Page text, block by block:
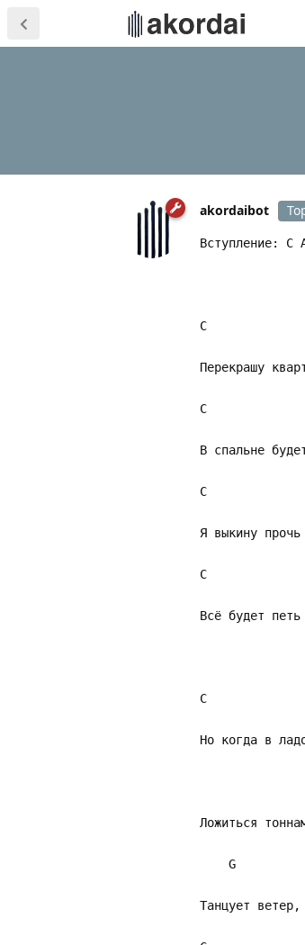
akordaibot
Вступление: C
C
Перекрашу
C
В спальне
C
Я выкину
C
Всё будет
C
Но когда в
Ложиться
G
Танцует ветер,